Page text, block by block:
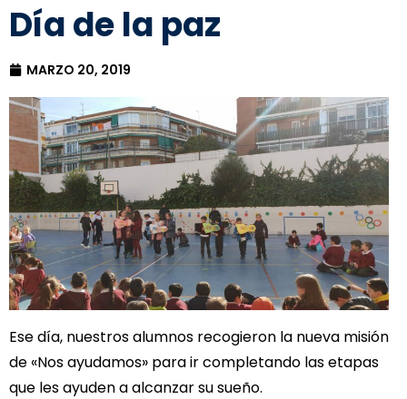
Día de la paz
MARZO 20, 2019
Ese día, nuestros alumnos recogieron la nueva misión
de «Nos ayudamos» para ir completando las etapas
que les ayuden a alcanzar su sueño.